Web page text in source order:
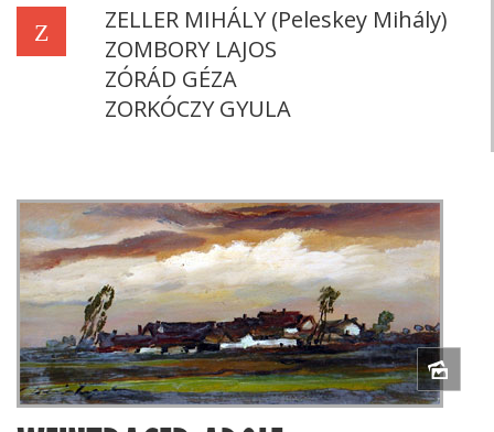
Z
ZELLER MIHÁLY (Peleskey Mihály)
ZOMBORY LAJOS
ZÓRÁD GÉZA
ZORKÓCZY GYULA